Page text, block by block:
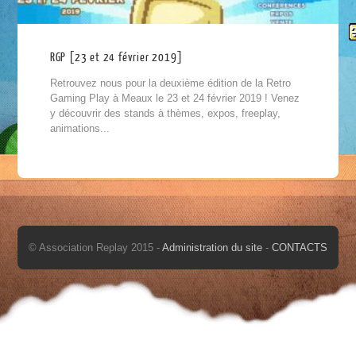
RGP [23 et 24 février 2019]
Retrouvez nous pour la deuxième édition de la Retro
Gaming Play à Meaux le 23 et 24 février 2019 ! Venez
y découvrir des stands à thèmes, expos, freeplay,
animations...
© Association Replay 2015 - Administration du site - CONTACTS